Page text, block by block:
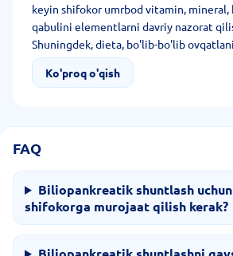
keyin shifokor umrbod vitamin,
qabulini elementlarni davriy nazorat
Shuningdek, dieta, bo'lib-bo'lib
rejimi va me'yorida yuklamani belgilaydi.
Ko'proq o'qish
FAQ
Biliopankreatik shuntlash
shifokorga murojaat qilish kerak?